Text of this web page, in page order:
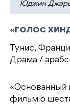
Юджин
«ГОЛОС
Тунис,
Драма /
«Основанный
фильм о